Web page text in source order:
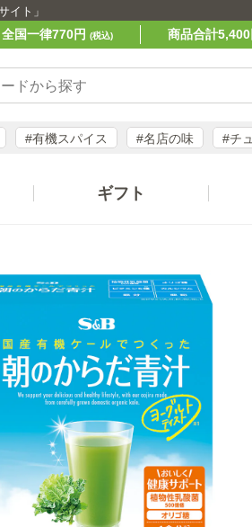
イト」
国一律770円 (税込) 商品合計5,400
#有機スパイス #名店の味 #チ
ギフト